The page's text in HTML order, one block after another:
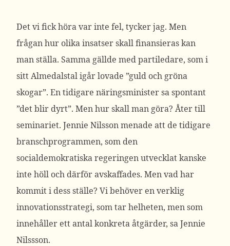
Det vi fick höra var inte fel, tycker jag. Men
frågan hur olika insatser skall finansieras kan
man ställa. Samma gällde med partiledare, som i
sitt Almedalstal igår lovade ”guld och gröna
skogar”. En tidigare näringsminister sa spontant
”det blir dyrt”. Men hur skall man göra? Åter till
seminariet. Jennie Nilsson menade att de tidigare
branschprogrammen, som den
socialdemokratiska regeringen utvecklat kanske
inte höll och därför avskaffades. Men vad har
kommit i dess ställe? Vi behöver en verklig
innovationsstrategi, som tar helheten, men som
innehåller ett antal konkreta åtgärder, sa Jennie
Nilssson.